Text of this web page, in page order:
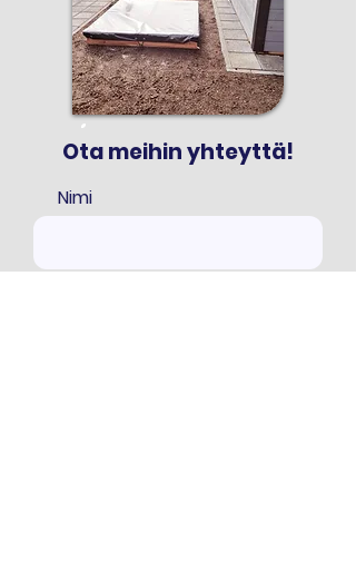
Ota meihin yhteyttä!
Nimi